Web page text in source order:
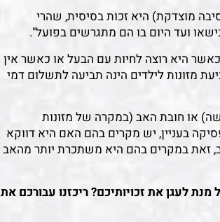
מוצדקת) היא זכות בסיסית, שהרי
ועד היום בו הם מתגרשים בפועל".
כאשר היא רוצה לחיות עם הבעל או כאשר אין
מזונות לילדים הינה תביעה לתשלום דמי
או חובת האב (במקרה של מזונות
בעניין, יש מקרים בהם האם היא דווקא
זאת במקרים בהם היא משתכרת יותר מהאב
מנת לעגן את זכויותיכם? ריכזנו עבורכם את